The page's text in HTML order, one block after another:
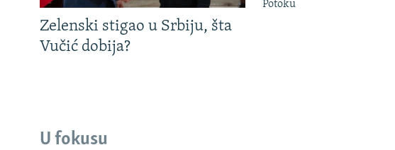
Zelenski stigao u Srbiju, šta
Vučić dobija?
Potoku
U fokusu